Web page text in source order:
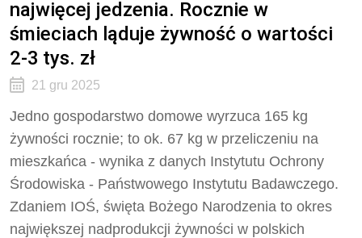
najwięcej jedzenia. Rocznie w
śmieciach ląduje żywność o wartości
2-3 tys. zł
21 gru 2025
Jedno gospodarstwo domowe wyrzuca 165 kg
żywności rocznie; to ok. 67 kg w przeliczeniu na
mieszkańca - wynika z danych Instytutu Ochrony
Środowiska - Państwowego Instytutu Badawczego.
Zdaniem IOŚ, święta Bożego Narodzenia to okres
największej nadprodukcji żywności w polskich